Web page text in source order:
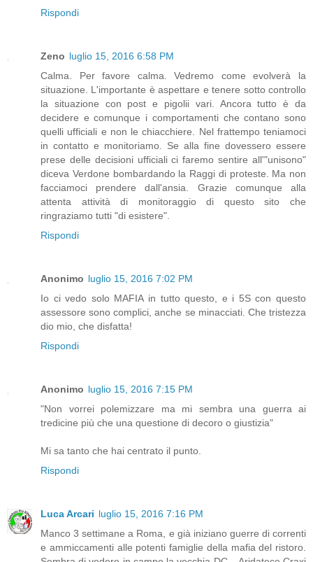
Rispondi
Zeno luglio 15, 2016 6:58 PM
Calma. Per favore calma. Vedremo come evolverà la
situazione. L'importante è aspettare e tenere sotto controllo
la situazione con post e pigolii vari. Ancora tutto è da
decidere e comunque i comportamenti che contano sono
quelli ufficiali e non le chiacchiere. Nel frattempo teniamoci
in contatto e monitoriamo. Se alla fine dovessero essere
prese delle decisioni ufficiali ci faremo sentire all'"unisono"
diceva Verdone bombardando la Raggi di proteste. Ma non
facciamoci prendere dall'ansia. Grazie comunque alla
attenta attività di monitoraggio di questo sito che
ringraziamo tutti "di esistere".
Rispondi
Anonimo luglio 15, 2016 7:02 PM
Io ci vedo solo MAFIA in tutto questo, e i 5S con questo
assessore sono complici, anche se minacciati. Che tristezza
dio mio, che disfatta!
Rispondi
Anonimo luglio 15, 2016 7:15 PM
"Non vorrei polemizzare ma mi sembra una guerra ai
tredicine più che una questione di decoro o giustizia"
Mi sa tanto che hai centrato il punto.
Rispondi
Luca Arcari luglio 15, 2016 7:16 PM
Manco 3 settimane a Roma, e già iniziano guerre di correnti
e ammiccamenti alle potenti famiglie della mafia del ristoro.